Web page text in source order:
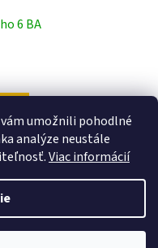
umožnili pohodlné
analýze neustále
Viac informácií
6 BA